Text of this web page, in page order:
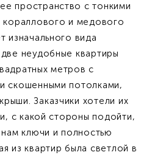
пространство с тонкими
кораллового и медового
изначального вида
неудобные квартиры
метров с
скошенными потолками,
Заказчики хотели их
с какой стороны подойти,
ключи и полностью
из квартир была светлой в